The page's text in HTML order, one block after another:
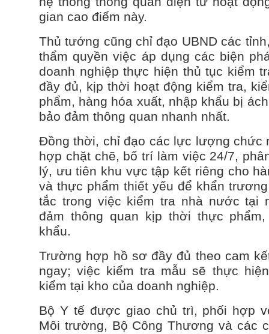
gian cao điểm này.
Thủ tướng cũng chỉ đạo UBND các
thẩm quyền việc áp dụng các biện
doanh nghiệp thực hiện thủ tục kiểm
đầy đủ, kịp thời hoạt động kiểm tra,
phẩm, hàng hóa xuất, nhập khẩu bị
bảo đảm thông quan nhanh nhất.
Đồng thời, chỉ đạo các lực lượng chức
hợp chặt chẽ, bố trí làm việc 24/7,
lý, ưu tiên khu vực tập kết riêng cho
và thực phẩm thiết yếu để khẩn
tắc trong việc kiểm tra nhà nước tại
đảm thông quan kịp thời thực
khẩu.
Trường hợp hồ sơ đầy đủ theo cam
ngay; việc kiểm tra mẫu sẽ thực
kiểm tại kho của doanh nghiệp.
Bộ Y tế được giao chủ trì, phối hợp
Môi trường, Bộ Công Thương và các